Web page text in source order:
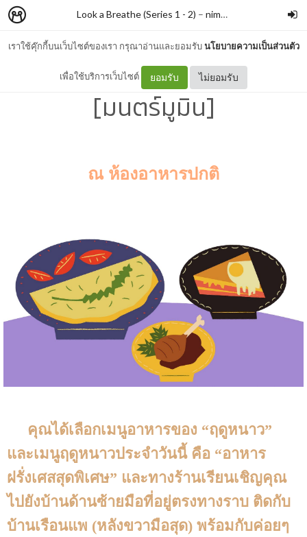
เราใช้คุ๊กกี้บนเว็บไซต์ของเรา กรุณาอ่านและยอมรับนโยบายความเป็นส่วนตัว
เพื่อใช้บริการเว็บไซต์ ยอมรับ ไม่ยอมรับ
Look a Breathe (Series 1 - 2) – nimon
Finn Family Moomintroll
[มนตร์มูมิน]
ณ ห้องอาหารปกติ
คุณได้เลือกเมนูอาหารของ “ฤดูหนาว”
และเมนูฤดูหนาวประจำวันนี้ คือ “อาหาร
ฝรั่งเศสสุดพิเศษ” และทางร้านเรียนเชิญคุณ
ไปยังบ้านด้านซ้ายมือที่อยู่ตรงทางราบ ติดกับ
บ้านเรือนแพ (หลังขวามือสุด) พร้อมกับค่อยๆ